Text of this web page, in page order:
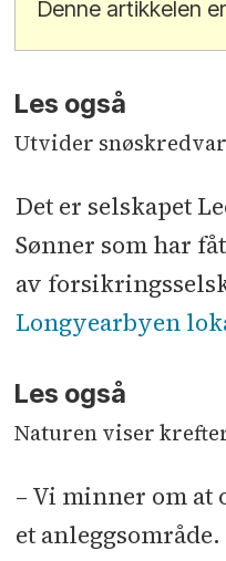
Denne artikkelen
Les også
Utvider
Det er selskapet
Sønner som har
av
Longyearbyen
Les også
Naturen viser
– Vi minner om at
et